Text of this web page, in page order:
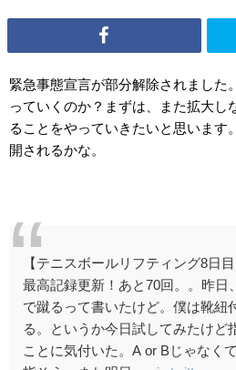
緊急事態宣言が部分解除されました
っていくのか？まずは、また拡大し
ることをやっていきたいと思います
開されるかな。
【テニスボールリフティング8日
最高記録更新！あと70回。。昨日
で蹴るって書いたけど。僕は靴紐
る。というか今日試してみたけど
ことに気付いた。A or Bじゃなく